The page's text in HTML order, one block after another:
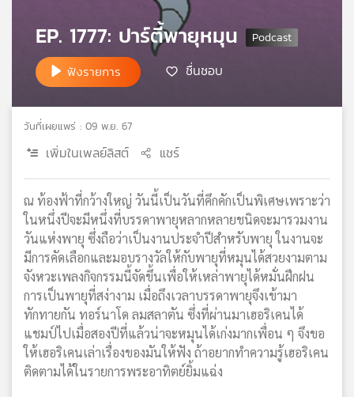
เครือ
ไทย
แผนที่
วิทยุ
เครือ
ข่าย
EP. 1777: ปาร์ตี้พายุหมุน
ฟังรายการ ชื่นชอบ
วันที่เผยแพร่ : 09 พ.ย. 67
เพิ่มในเพลย์ลิสต์ แชร์
ณ ท้องฟ้าที่กว้างใหญ่ วันนี้เป็นวันที่คึกคักเป็นพิเศษเพราะว่า
ในหนึ่งปีจะมีหนึ่งที่บรรดาพายุหลากหลายชนิดจะมารวมงาน
วันแห่งพายุ ซึ่งถือว่าเป็นงานประจำปีสำหรับพายุ ในงานจะ
มีการคัดเลือกและมอบรางวัลให้กับพายุที่หมุนได้สวยงามตาม
จังหวะเพลงกิจกรรมนี้จัดขึ้นเพื่อให้เหล่าพายุได้หมั่นฝึกฝน
การเป็นพายุที่สง่างาม เมื่อถึงเวลาบรรดาพายุจึงเข้ามา
ทักทายกัน ทอร์นาโด ลมสลาตัน ซึ่งที่ผ่านมาเฮอริเคนได้
แชมป์ไปเมื่อสองปีที่แล้วน่าจะหมุนได้เก่งมากเพื่อน ๆ จึงขอ
ให้เฮอริเคนเล่าเรื่องของมันให้ฟัง ถ้าอยากทำความรู้เฮอริเคน
ติดตามได้ในรายการพระอาทิตย์ยิ้มแฉ่ง